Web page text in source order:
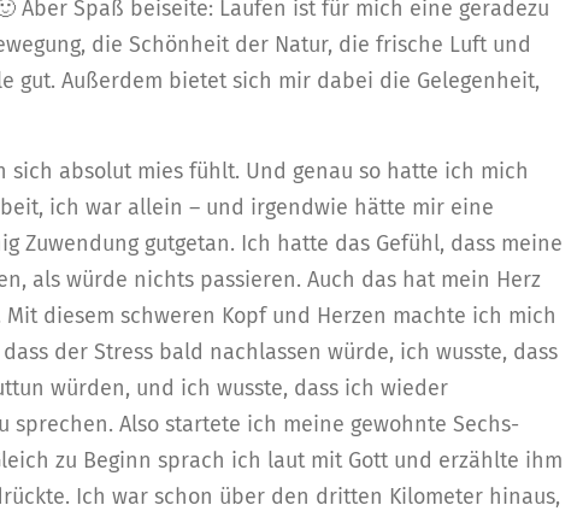
Aber Spaß beiseite: Laufen ist für mich eine geradezu
die Schönheit der Natur, die frische Luft und
gut. Außerdem bietet sich mir dabei die Gelegenheit,
sich absolut mies fühlt. Und genau so hatte ich mich
ich war allein – und irgendwie hätte mir eine
Zuwendung gutgetan. Ich hatte das Gefühl, dass meine
als würde nichts passieren. Auch das hat mein Herz
diesem schweren Kopf und Herzen machte ich mich
der Stress bald nachlassen würde, ich wusste, dass
würden, und ich wusste, dass ich wieder
sprechen. Also startete ich meine gewohnte Sechs-
zu Beginn sprach ich laut mit Gott und erzählte ihm
Ich war schon über den dritten Kilometer hinaus,